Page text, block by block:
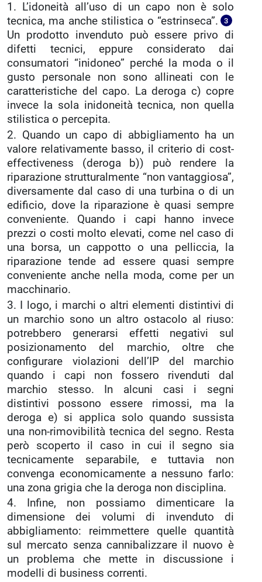
1. L’idoneità all’uso di un capo non è solo
tecnica, ma anche stilistica o “estrinseca”.
3
Un prodotto invenduto può essere privo di
difetti tecnici, eppure considerato dai
consumatori “inidoneo” perché la moda o il
gusto personale non sono allineati con le
caratteristiche del capo. La deroga c) copre
invece la sola inidoneità tecnica, non quella
stilistica o percepita.
2. Quando un capo di abbigliamento ha un
valore relativamente basso, il criterio di cost-
effectiveness (deroga b)) può rendere la
riparazione strutturalmente “non vantaggiosa”,
diversamente dal caso di una turbina o di un
edificio, dove la riparazione è quasi sempre
conveniente. Quando i capi hanno invece
prezzi o costi molto elevati, come nel caso di
una borsa, un cappotto o una pelliccia, la
riparazione tende ad essere quasi sempre
conveniente anche nella moda, come per un
macchinario.
3. I logo, i marchi o altri elementi distintivi di
un marchio sono un altro ostacolo al riuso:
potrebbero generarsi effetti negativi sul
posizionamento del marchio, oltre che
configurare violazioni dell’IP del marchio
quando i capi non fossero rivenduti dal
marchio stesso. In alcuni casi i segni
distintivi possono essere rimossi, ma la
deroga e) si applica solo quando sussista
una non-rimovibilità tecnica del segno. Resta
però scoperto il caso in cui il segno sia
tecnicamente separabile, e tuttavia non
convenga economicamente a nessuno farlo:
una zona grigia che la deroga non disciplina.
4. Infine, non possiamo dimenticare la
dimensione dei volumi di invenduto di
abbigliamento: reimmettere quelle quantità
sul mercato senza cannibalizzare il nuovo è
un problema che mette in discussione i
modelli di business correnti.